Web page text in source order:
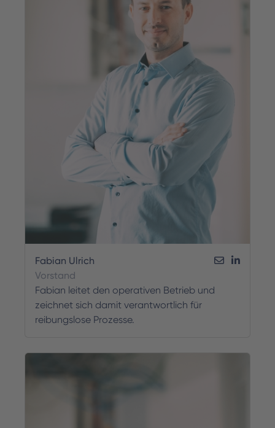
Fabian Ulrich
Vorstand
Fabian leitet den operativen Betrieb und
zeichnet sich damit verantwortlich für
reibungslose Prozesse.